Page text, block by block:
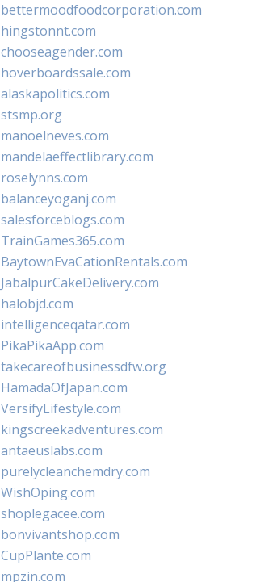
bettermoodfoodcorporation.com
hingstonnt.com
chooseagender.com
hoverboardssale.com
alaskapolitics.com
stsmp.org
manoelneves.com
mandelaeffectlibrary.com
roselynns.com
balanceyoganj.com
salesforceblogs.com
TrainGames365.com
BaytownEvaCationRentals.com
JabalpurCakeDelivery.com
halobjd.com
intelligenceqatar.com
PikaPikaApp.com
takecareofbusinessdfw.org
HamadaOfJapan.com
VersifyLifestyle.com
kingscreekadventures.com
antaeuslabs.com
purelycleanchemdry.com
WishOping.com
shoplegacee.com
bonvivantshop.com
CupPlante.com
mpzin.com